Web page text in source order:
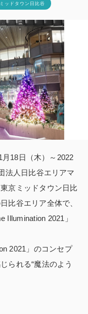
ッドタウン日比谷
18日（木）～2022
法人日比谷エリアマ
京ミッドタウン日比
比谷エリア全体で、
Illumination 2021」
2021」のコンセプ
られる“魔法のよう